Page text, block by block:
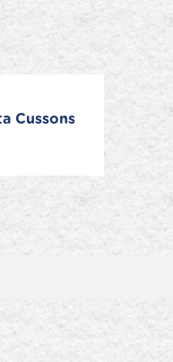
Cussons